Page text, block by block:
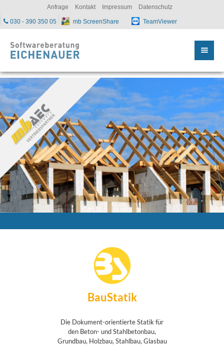
BauStatik
Die Dokument-orientierte Statik für
den Beton- und Stahlbetonbau,
Grundbau, Holzbau, Stahlbau, Glasbau
Anfrage Kontakt Impressum Datenschutz
030 - 390 350 05 mb ScreenShare TeamViewer